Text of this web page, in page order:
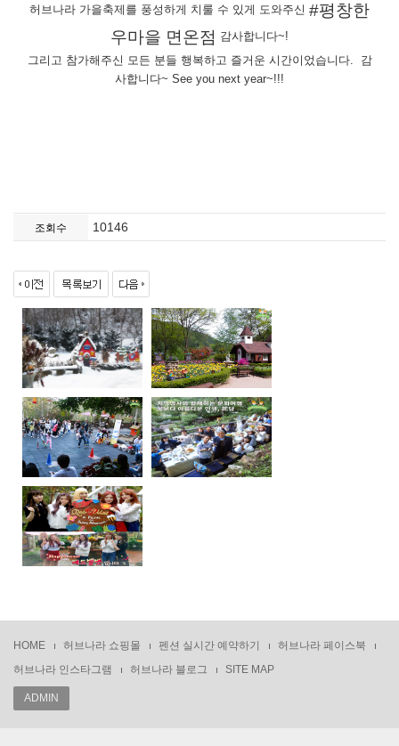
허브나라 가을축제를 풍성하게 치룰 수 있게 도와주신 #평창한
우마을 면온점 감사합니다~!
그리고 참가해주신 모든 분들 행복하고 즐거운 시간이었습니다. 감
사합니다~ See you next year~!!!
조회수 10146
HOME 허브나라 쇼핑몰 펜션 실시간 예약하기
허브나라 페이스북
허브나라 인스타그램
허브나라 블로그 SITE MAP
ADMIN